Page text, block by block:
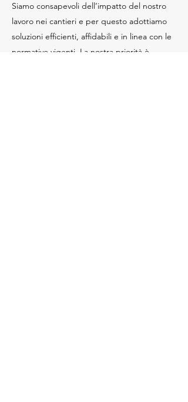
Siamo consapevoli dell’impatto del nostro
lavoro nei cantieri e per questo adottiamo
soluzioni efficienti, affidabili e in linea con le
normative vigenti. La nostra priorità è